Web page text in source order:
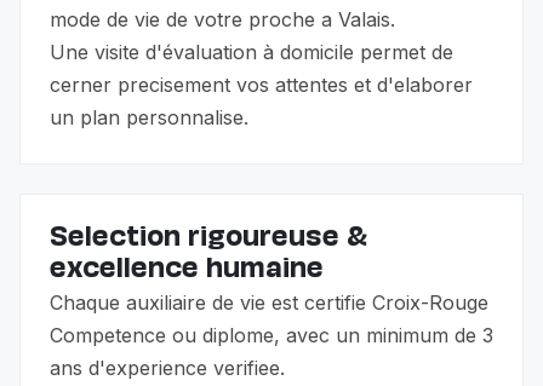
mode de vie de votre proche a Valais.
Une visite d'évaluation à domicile permet de
cerner precisement vos attentes et d'elaborer
un plan personnalise.
Selection rigoureuse &
excellence humaine
Chaque auxiliaire de vie est certifie Croix-Rouge
Competence ou diplome, avec un minimum de 3
ans d'experience verifiee.